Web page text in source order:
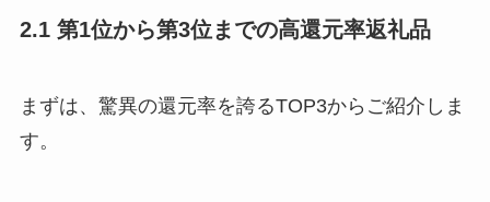
2.1 第1位から第3位までの高還元率返礼品
まずは、驚異の還元率を誇るTOP3からご紹介しま
す。